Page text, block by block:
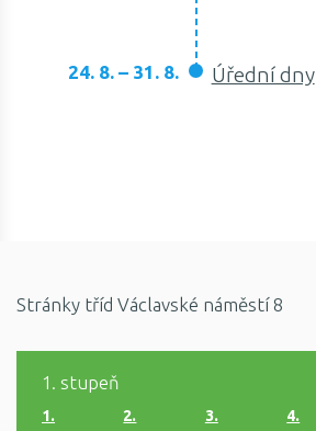
24. 8. – 31. 8. Úřední dny
Stránky tříd Václavské náměstí 8
1. stupeň
1. 2. 3. 4.